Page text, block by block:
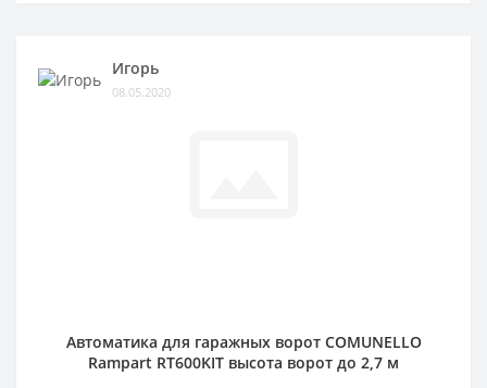
Игорь
08.05.2020
Автоматика для гаражных ворот COMUNELLO
Rampart RT600KIT высота ворот до 2,7 м